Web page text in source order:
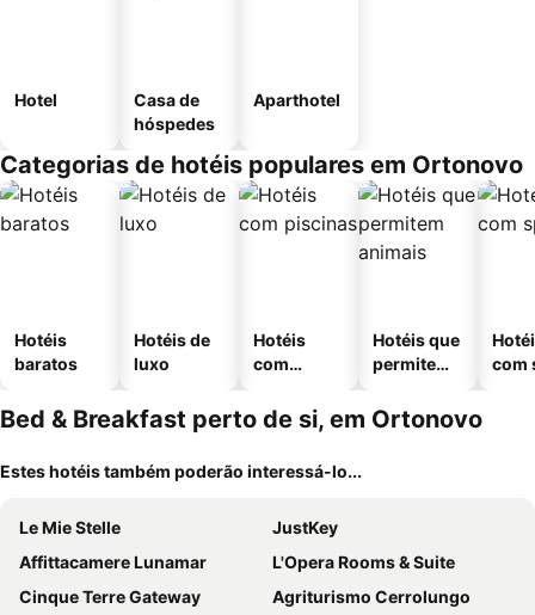
Hotel
Casa de
hóspedes
Aparthotel
Categorias de hotéis populares em Ortonovo
Hotéis
baratos
Hotéis de
luxo
Hotéis
com
Hotéis que
permitem
com
Bed & Breakfast perto de si, em Ortonovo
Estes hotéis também poderão interessá-lo...
Le Mie Stelle
JustKey
Affittacamere Lunamar
L'Opera Rooms & Suite
Cinque Terre Gateway
Agriturismo Cerrolungo